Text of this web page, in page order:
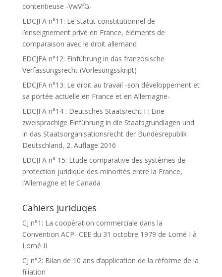
contentieuse -VwVfG-
EDCJFA n°11: Le statut constitutionnel de
l’enseignement privé en France, éléments de
comparaison avec le droit allemand
EDCJFA n°12: Einführung in das französische
Verfassungsrecht (Vorlesungsskript)
EDCJFA n°13: Le droit au travail -son développement et
sa portée actuelle en France et en Allemagne-
EDCJFA n°14 : Deutsches Staatsrecht I : Eine
zweisprachige Einführung in die Staatsgrundlagen und
in das Staatsorganisationsrecht der Bundesrepublik
Deutschland, 2. Auflage 2016
EDCJFA n° 15: Etude comparative des systèmes de
protection juridique des minorités entre la France,
l’Allemagne et le Canada
Cahiers juriduqes
CJ n°1: La coopération commerciale dans la
Convention ACP- CEE du 31 octobre 1979 de Lomé I à
Lomé II
CJ n°2: Bilan de 10 ans d’application de la réforme de la
filiation